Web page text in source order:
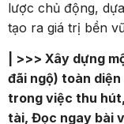
lược chủ động,
tạo ra giá trị bền
| >>> Xây dựng
đãi ngộ) toàn
trong việc thu
tài, Đọc ngay bài